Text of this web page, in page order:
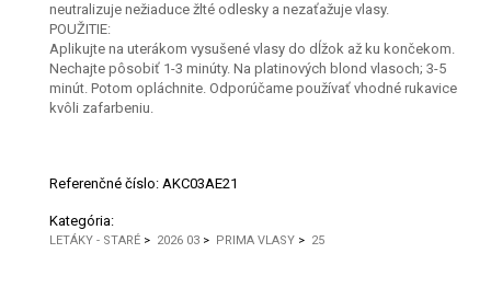
neutralizuje nežiaduce žlté odlesky a nezaťažuje vlasy.
POUŽITIE:
Aplikujte na uterákom vysušené vlasy do dĺžok až ku končekom.
Nechajte pôsobiť 1-3 minúty. Na platinových blond vlasoch; 3-5
minút. Potom opláchnite. Odporúčame používať vhodné rukavice
kvôli zafarbeniu.
Referenčné číslo: AKC03AE21
Kategória:
LETÁKY - STARÉ > 2026 03 > PRIMA VLASY > 25